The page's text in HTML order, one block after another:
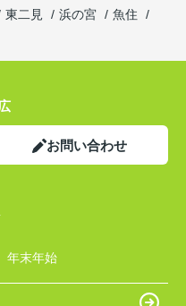
東二見 浜の宮
魚住
お問い合わせ
年末年始